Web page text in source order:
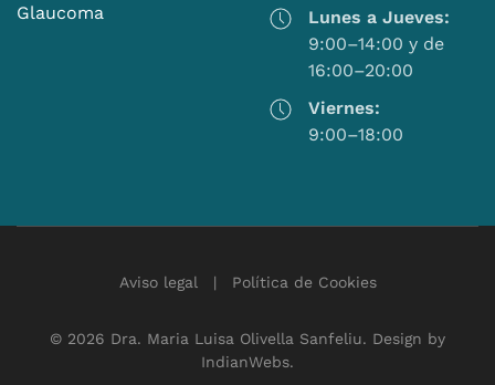
Glaucoma
Lunes a Jueves:
9:00–14:00 y de
16:00–20:00
Viernes:
9:00–18:00
Aviso legal | Política de Cookies
© 2026 Dra. Maria Luisa Olivella Sanfeliu. Design by
IndianWebs.